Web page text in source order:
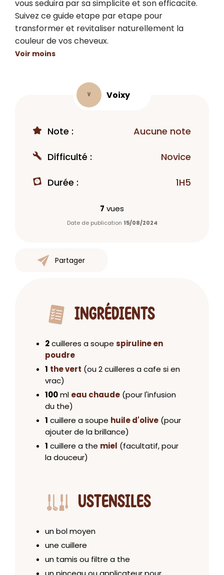
vous seduira par sa simplicite et son efficacite.
Suivez ce guide etape par etape pour
transformer et revitaliser naturellement la
couleur de vos cheveux.
Voir moins
V Voixy
Note : Aucune note
Difficulté : Novice
Durée : 1H5
7 vues
Date de publication 15/08/2024
Partager
INGRÉDIENTS
2cuilleres a soupe spiruline en
poudre
1 the vert (ou 2 cuilleres a cafe si en
vrac)
100ml eau chaude (pour l'infusion
du the)
1 cuillere a soupe huile d'olive (pour
ajouter de la brillance)
1 cuillere a the miel (facultatif, pour
la douceur)
USTENSILES
un bol moyen
une cuillere
un tamis ou filtre a the